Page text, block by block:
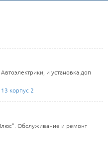
и установка доп
корпус 2
Обслуживание и ремонт